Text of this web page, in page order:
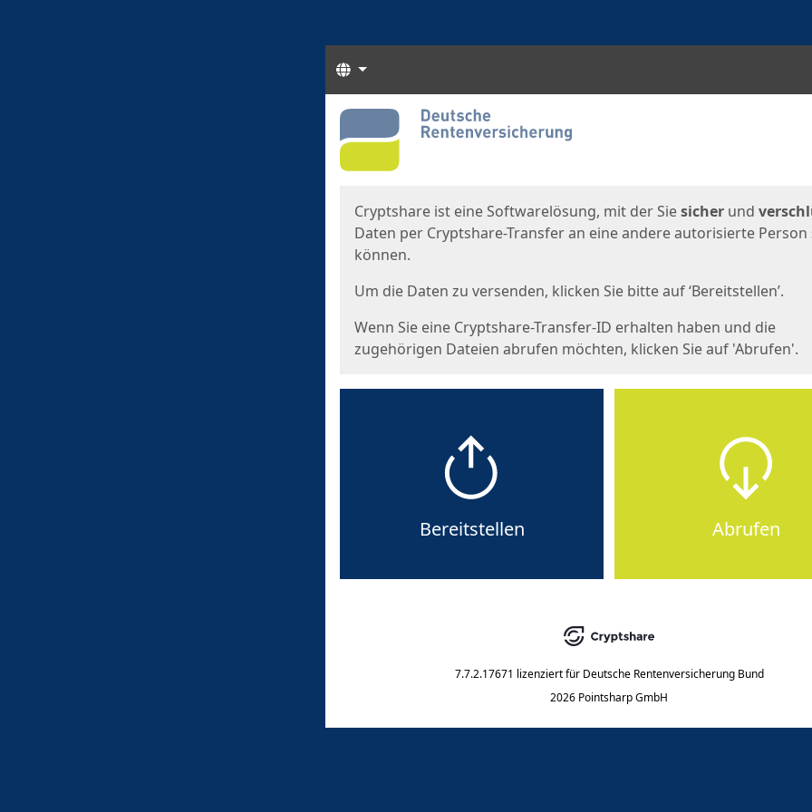
Sprachen
Start
Cryptshare ist eine Softwarelösung, mit der Siesicher und
Daten per Cryptshare-Transfer an eine andere autorisierte Person
können.
Um die Daten zu versenden, klicken Sie bitte auf ‘Bereitstellen’.
Wenn Sie eine Cryptshare-Transfer-ID erhalten haben und die
zugehörigen Dateien abrufen möchten, klicken Sie auf 'Abrufen'.
Bereitstellen Abrufen
7.7.2.17671 lizenziert für Deutsche Rentenversicherung Bund
2026 Pointsharp GmbH